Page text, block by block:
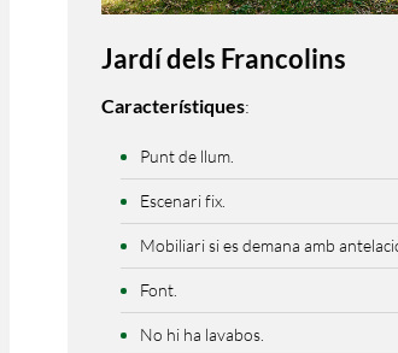
Jardí dels Francolins
Característiques:
Punt de llum.
Escenari fix.
Mobiliari si es demana amb
Font.
No hi ha lavabos.